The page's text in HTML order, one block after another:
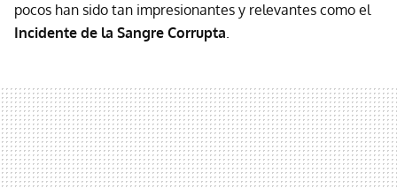
pocos han sido tan impresionantes y relevantes como el
Incidente de la Sangre Corrupta.